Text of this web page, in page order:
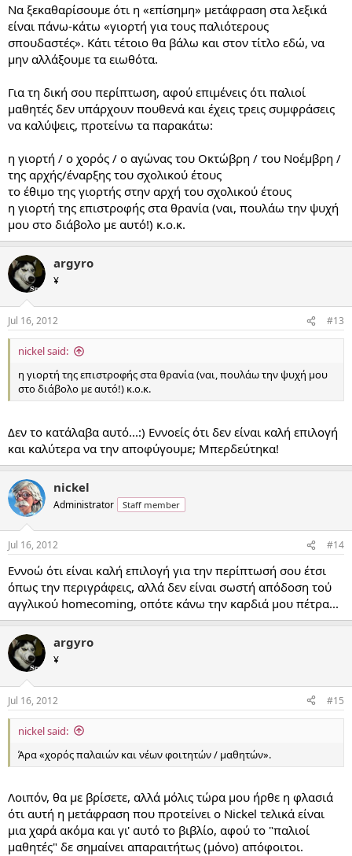
Να ξεκαθαρίσουμε ότι η «επίσημη» μετάφραση στα λεξικά
είναι πάνω-κάτω «γιορτή για τους παλιότερους
σπουδαστές». Κάτι τέτοιο θα βάλω και στον τίτλο εδώ, να
μην αλλάξουμε τα ειωθότα.
Για τη δική σου περίπτωση, αφού επιμένεις ότι παλιοί
μαθητές δεν υπάρχουν πουθενά και έχεις τρεις συμφράσεις
να καλύψεις, προτείνω τα παρακάτω:
η γιορτή / ο χορός / ο αγώνας του Οκτώβρη / του Νοέμβρη /
της αρχής/έναρξης του σχολικού έτους
το έθιμο της γιορτής στην αρχή του σχολικού έτους
η γιορτή της επιστροφής στα θρανία (ναι, πουλάω την ψυχή
μου στο διάβολο με αυτό!) κ.ο.κ.
argyro
¥
Jul 16, 2012 #13
nickel said:
η γιορτή της επιστροφής στα θρανία (ναι, πουλάω την ψυχή μου
στο διάβολο με αυτό!) κ.ο.κ.
Δεν το κατάλαβα αυτό...:) Εννοείς ότι δεν είναι καλή επιλογή
και καλύτερα να την αποφύγουμε; Μπερδεύτηκα!
nickel
Administrator Staff member
Jul 16, 2012 #14
Εννοώ ότι είναι καλή επιλογή για την περίπτωσή σου έτσι
όπως την περιγράφεις, αλλά δεν είναι σωστή απόδοση τού
αγγλικού homecoming, οπότε κάνω την καρδιά μου πέτρα...
argyro
¥
Jul 16, 2012 #15
nickel said:
Άρα «χορός παλαιών και νέων φοιτητών / μαθητών».
Λοιπόν, θα με βρίσετε, αλλά μόλις τώρα μου ήρθε η φλασιά
ότι αυτή η μετάφραση που προτείνει ο Nickel τελικά είναι
μια χαρά ακόμα και γι' αυτό το βιβλίο, αφού το "παλιοί
μαθητές" δε σημαίνει απαραιτήτως (μόνο) απόφοιτοι.